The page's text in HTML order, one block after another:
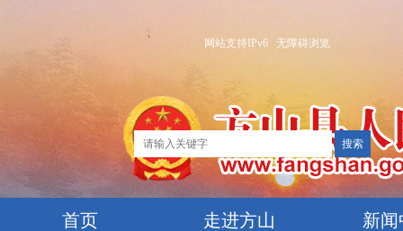
网站支持IPv6 无障碍浏览
首页 走进方山 新闻